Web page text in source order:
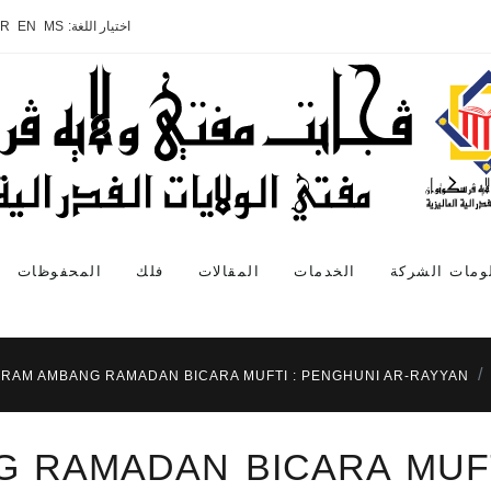
اختيار اللغة: MS
EN
الشركة الخدمات المقالات فلك المحفوظات
AMBANG RAMADAN BICARA MUFTI : PENGHUNI AR-RAYYAN
RAMADAN BICARA